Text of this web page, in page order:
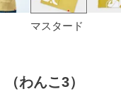
マスタード
わんこ3）